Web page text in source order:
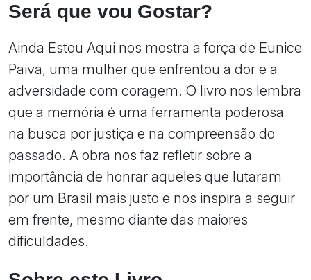
Será que vou Gostar?
Ainda Estou Aqui nos mostra a força de Eunice
Paiva, uma mulher que enfrentou a dor e a
adversidade com coragem. O livro nos lembra
que a memória é uma ferramenta poderosa
na busca por justiça e na compreensão do
passado. A obra nos faz refletir sobre a
importância de honrar aqueles que lutaram
por um Brasil mais justo e nos inspira a seguir
em frente, mesmo diante das maiores
dificuldades.